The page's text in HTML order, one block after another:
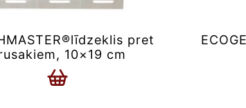
pret
10×19 cm